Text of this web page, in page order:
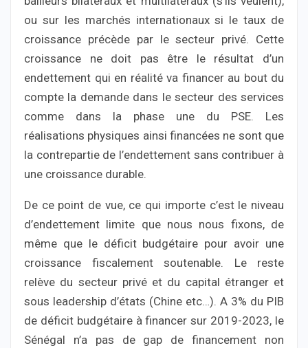
ou sur les marchés internationaux si le taux de
croissance précède par le secteur privé. Cette
croissance ne doit pas être le résultat d’un
endettement qui en réalité va financer au bout du
compte la demande dans le secteur des services
comme dans la phase une du PSE. Les
réalisations physiques ainsi financées ne sont que
la contrepartie de l’endettement sans contribuer à
une croissance durable.
De ce point de vue, ce qui importe c’est le niveau
d’endettement limite que nous nous fixons, de
même que le déficit budgétaire pour avoir une
croissance fiscalement soutenable. Le reste
relève du secteur privé et du capital étranger et
sous leadership d’états (Chine etc…). A 3% du PIB
de déficit budgétaire à financer sur 2019-2023, le
Sénégal n’a pas de gap de financement non